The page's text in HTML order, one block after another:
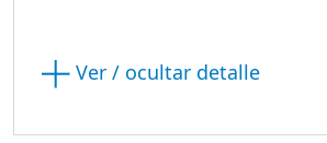
Ver / ocultar detalle